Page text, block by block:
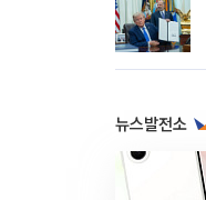
뉴스발전소